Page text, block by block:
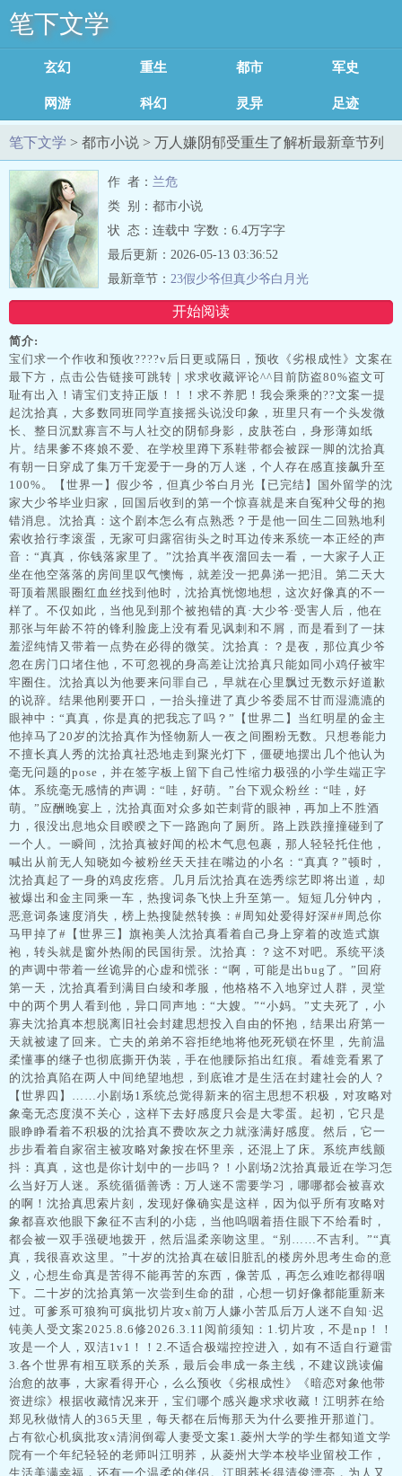
笔下文学
玄幻修真 重生穿越 都市小说 军史小说
网游小说 科幻小说 灵异小说 足迹记录
笔下文学 > 都市小说 > 万人嫌阴郁受重生了解析最新章节列
作 者： 兰危
类 别：都市小说
状 态：连载中 字数：6.4万字字
开始阅读
最后更新：2026-05-13 03:36:52
最新章节： 23假少爷但真少爷白月光
简介:
宝们求一个作收和预收????v后日更或隔日，预收《劣根成性》文案在
最下方，点击公告链接可跳转｜求求收藏评论^^目前防盗80%盗文可
耻有出入！请宝们支持正版！！！求不养肥！我会乘乘的??文案一提
起沈拾真，大多数同班同学直接摇头说没印象，班里只有一个头发微
长、整日沉默寡言不与人社交的阴郁身影，皮肤苍白，身形薄如纸
片。结果爹不疼娘不爱、在学校里蹲下系鞋带都会被踩一脚的沈拾真
有朝一日穿成了集万千宠爱于一身的万人迷，个人存在感直接飙升至
100%。【世界一】假少爷，但真少爷白月光【已完结】国外留学的沈
家大少爷毕业归家，回国后收到的第一个惊喜就是来自冤种父母的抱
错消息。沈拾真：这个剧本怎么有点熟悉？于是他一回生二回熟地利
索收拾行李滚蛋，无家可归露宿街头之时耳边传来系统一本正经的声
音：“真真，你钱落家里了。”沈拾真半夜溜回去一看，一大家子人正
坐在他空落落的房间里叹气懊悔，就差没一把鼻涕一把泪。第二天大
哥顶着黑眼圈红血丝找到他时，沈拾真恍惚地想，这次好像真的不一
样了。不仅如此，当他见到那个被抱错的真·大少爷·受害人后，他在
那张与年龄不符的锋利脸庞上没有看见讽刺和不屑，而是看到了一抹
羞涩纯情又带着一点势在必得的微笑。沈拾真：？是夜，那位真少爷
忽在房门口堵住他，不可忽视的身高差让沈拾真只能如同小鸡仔被牢
牢圈住。沈拾真以为他要来问罪自己，早就在心里飘过无数示好道歉
的说辞。结果他刚要开口，一抬头撞进了真少爷委屈不甘而湿漉漉的
眼神中：“真真，你是真的把我忘了吗？”【世界二】当红明星的金主
他掉马了20岁的沈拾真作为怪物新人一夜之间圈粉无数。只想卷能力
不擅长真人秀的沈拾真社恐地走到聚光灯下，僵硬地摆出几个他认为
毫无问题的pose，并在签字板上留下自己性缩力极强的小学生端正字
体。系统毫无感情的声调：“哇，好萌。”台下观众粉丝：“哇，好
萌。”应酬晚宴上，沈拾真面对众多如芒刺背的眼神，再加上不胜酒
力，很没出息地众目睽睽之下一路跑向了厕所。路上跌跌撞撞碰到了
一个人。一瞬间，沈拾真被好闻的松木气息包裹，那人轻轻托住他，
喊出从前无人知晓如今被粉丝天天挂在嘴边的小名：“真真？”顿时，
沈拾真起了一身的鸡皮疙瘩。几月后沈拾真在选秀综艺即将出道，却
被爆出和金主同乘一车，热搜词条飞快上升至第一。短短几分钟内，
恶意词条速度消失，榜上热搜陡然转换：#周知处爱得好深##周总你
马甲掉了#【世界三】旗袍美人沈拾真看着自己身上穿着的改造式旗
袍，转头就是窗外热闹的民国街景。沈拾真：？这不对吧。系统平淡
的声调中带着一丝诡异的心虚和慌张：“啊，可能是出bug了。”回府
第一天，沈拾真看到满目白绫和孝服，他格格不入地穿过人群，灵堂
中的两个男人看到他，异口同声地：“大嫂。”“小妈。”丈夫死了，小
寡夫沈拾真本想脱离旧社会封建思想投入自由的怀抱，结果出府第一
天就被逮了回来。亡夫的弟弟不容拒绝地将他死死锁在怀里，先前温
柔懂事的继子也彻底撕开伪装，手在他腰际掐出红痕。看雄竞看累了
的沈拾真陷在两人中间绝望地想，到底谁才是生活在封建社会的人？
【世界四】……小剧场1系统总觉得新来的宿主思想不积极，对攻略对
象毫无态度漠不关心，这样下去好感度只会是大零蛋。起初，它只是
眼睁睁看着不积极的沈拾真不费吹灰之力就涨满好感度。然后，它一
步步看着自家宿主被攻略对象按在怀里亲，还混上了床。系统声线颤
抖：真真，这也是你计划中的一步吗？！小剧场2沈拾真最近在学习怎
么当好万人迷。系统循循善诱：万人迷不需要学习，哪哪都会被喜欢
的啊！沈拾真思索片刻，发现好像确实是这样，因为似乎所有攻略对
象都喜欢他眼下象征不吉利的小痣，当他呜咽着捂住眼下不给看时，
都会被一双手强硬地拨开，然后温柔亲吻这里。“别……不吉利。”“真
真，我很喜欢这里。”十岁的沈拾真在破旧脏乱的楼房外思考生命的意
义，心想生命真是苦得不能再苦的东西，像苦瓜，再怎么难吃都得咽
下。二十岁的沈拾真第一次尝到生命的甜，心想一切好像都能重新来
过。可爹系可狼狗可疯批切片攻x前万人嫌小苦瓜后万人迷不自知·迟
钝美人受文案2025.8.6修2026.3.11阅前须知：1.切片攻，不是np！！
攻是一个人，双洁1v1！！2.不适合极端控控进入，如有不适自行避雷
3.各个世界有相互联系的关系，最后会串成一条主线，不建议跳读偏
治愈的故事，大家看得开心，么么预收《劣根成性》《暗恋对象他带
资进综》根据收藏情况来开，宝们哪个感兴趣求求收藏！江明荞在给
郑见秋做情人的365天里，每天都在后悔那天为什么要推开那道门。
占有欲心机疯批攻x清润倒霉人妻受文案1.菱州大学的学生都知道文学
院有一个年纪轻轻的老师叫江明荞，从菱州大学本校毕业留校工作，
生活美满幸福，还有一个温柔的伴侣。江明荞长得清俊漂亮，为人又